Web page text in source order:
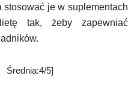
je w suplementach
tak, żeby zapewniać
Średnia:4/5]